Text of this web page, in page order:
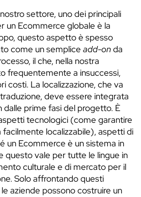
settore, uno dei principali
un Ecommerce globale è la
questo aspetto è spesso
come un semplice add-onda
il che, nella nostra
frequentemente a insuccessi,
costi. La localizzazione, che va
deve essere integrata
dalle prime fasi del progetto. È
tecnologici (come garantire
localizzabile), aspetti di
un Ecommerce è un sistema in
questo vale per tutte le lingue in
culturale e di mercato per il
Solo affrontando questi
aziende possono costruire un